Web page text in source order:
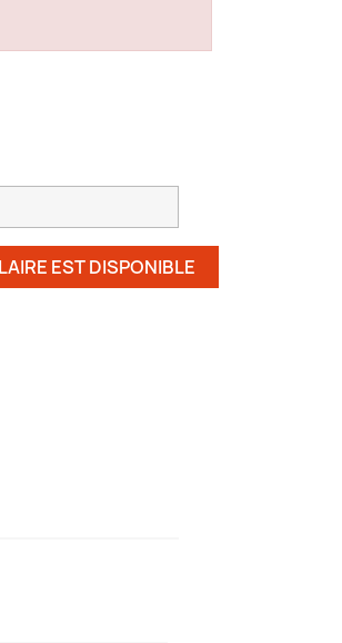
EST DISPONIBLE